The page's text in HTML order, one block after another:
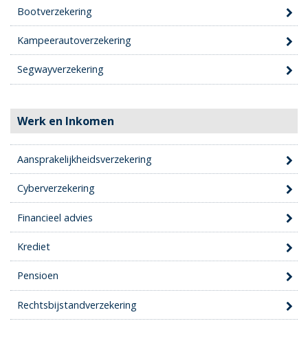
Bootverzekering
Kampeerautoverzekering
Segwayverzekering
Werk en Inkomen
Aansprakelijkheidsverzekering
Cyberverzekering
Financieel advies
Krediet
Pensioen
Rechtsbijstandverzekering